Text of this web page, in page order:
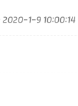
2020-1-9 10:00:14